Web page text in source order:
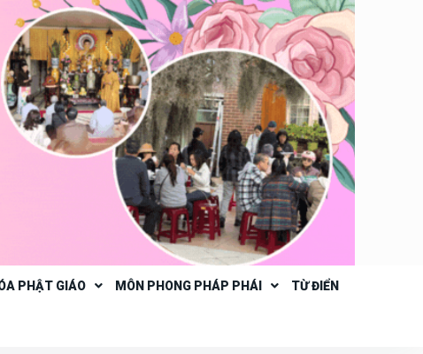
PHẬT GIÁO MÔN PHONG PHÁP PHÁI TỪ ĐIỂN